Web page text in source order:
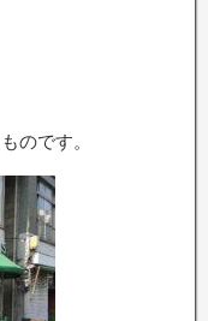
のです。